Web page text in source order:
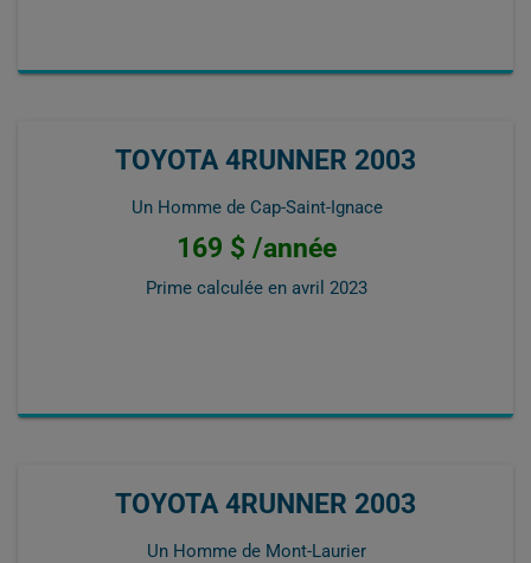
TOYOTA 4RUNNER 2003
Un Homme de Cap-Saint-Ignace
169 $ /année
Prime calculée en avril 2023
TOYOTA 4RUNNER 2003
Un Homme de Mont-Laurier